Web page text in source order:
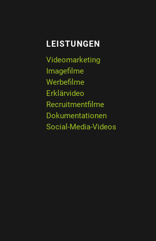
LEISTUNGEN
Videomarketing
Imagefilme
Werbefilme
Erklärvideo
Recruitmentfilme
Dokumentationen
Social-Media-Videos